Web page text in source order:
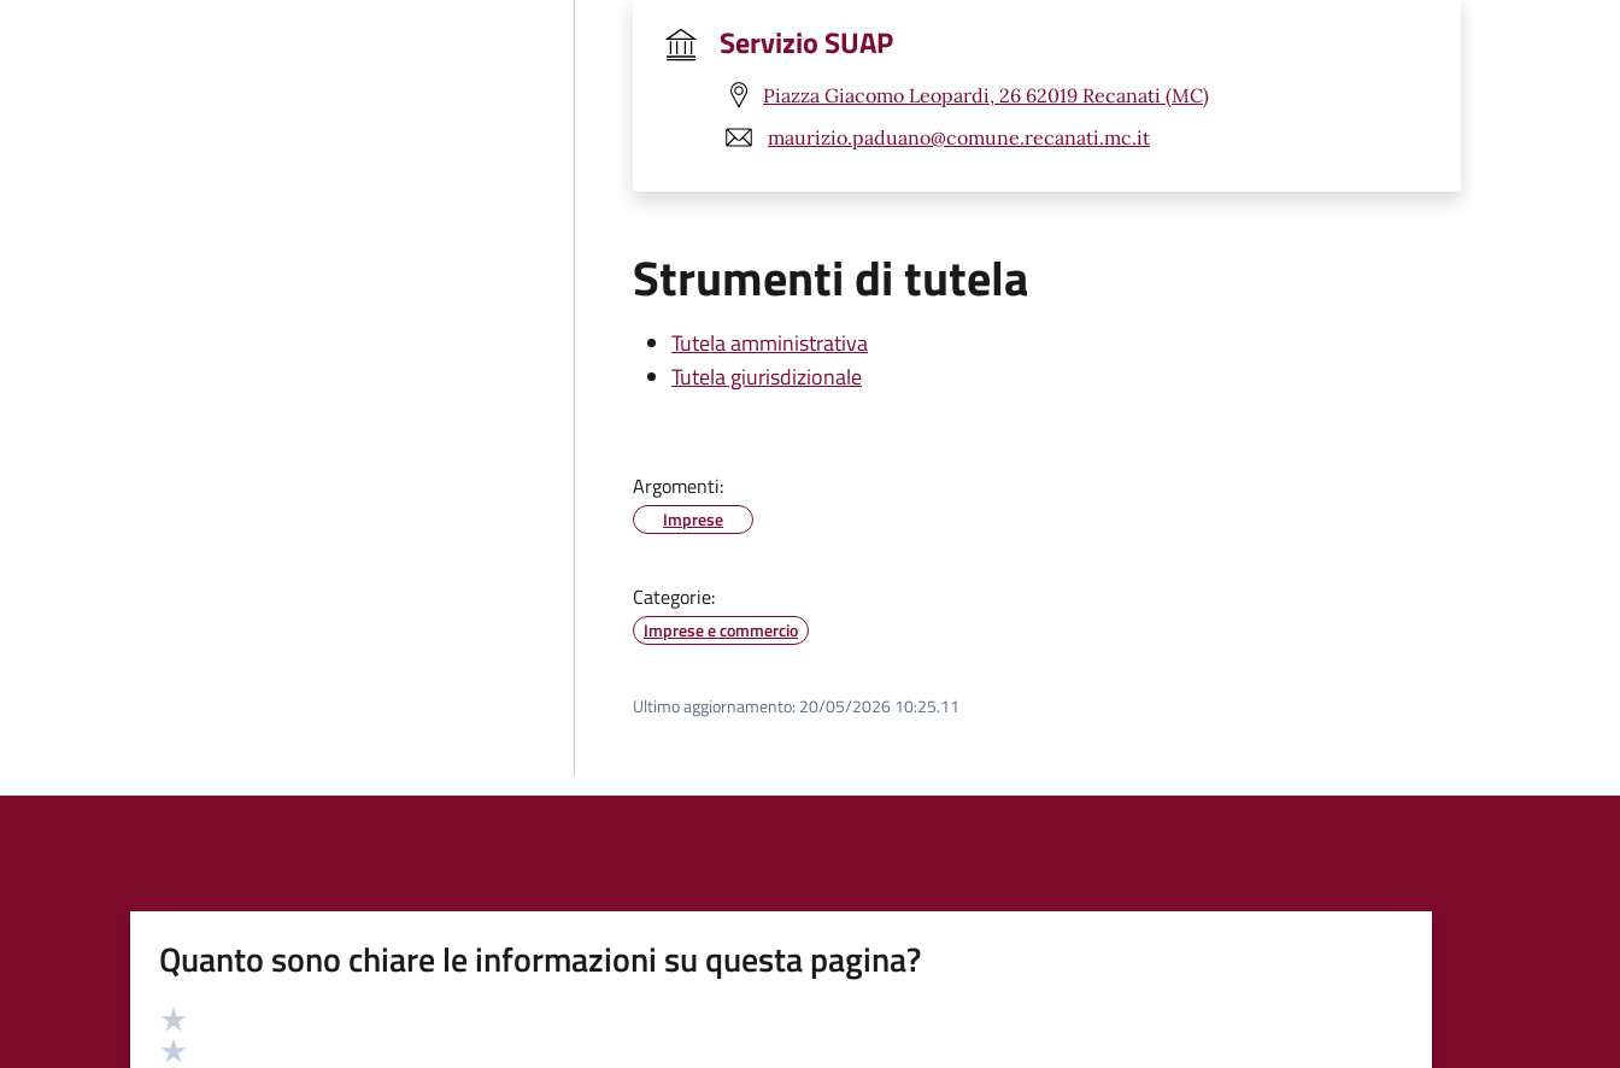
Servizio SUAP
Piazza Giacomo Leopardi, 26 62019 Recanati (MC)
maurizio.paduano@comune.recanati.mc.it
Strumenti di tutela
Tutela amministrativa
Tutela giurisdizionale
Argomenti:
Imprese
Categorie:
Imprese e commercio
Ultimo aggiornamento: 20/05/2026 10:25.11
Quanto sono chiare le informazioni su questa pagina?
Valutazione